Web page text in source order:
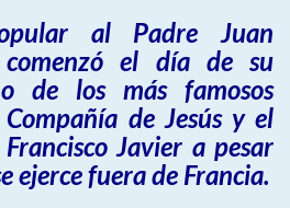
al Padre Juan
comenzó el día de su
de los más famosos
de Jesús y el
Javier a pesar
ejerce fuera de Francia.